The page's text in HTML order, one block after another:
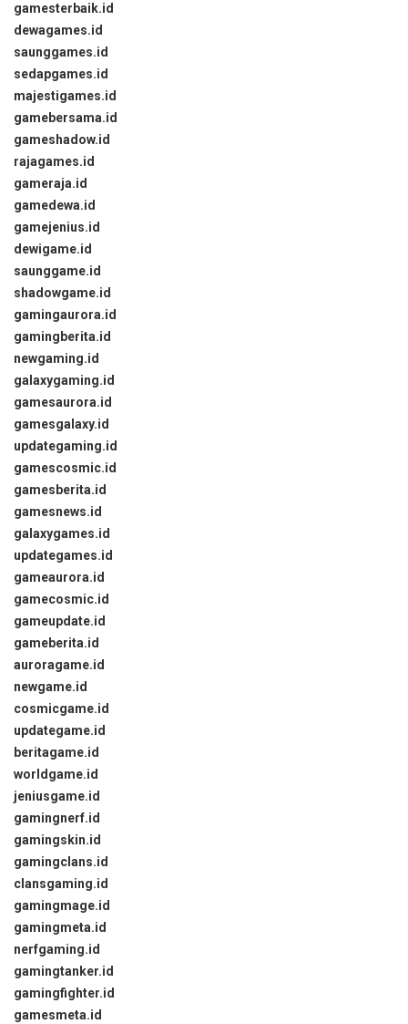
gamesterbaik.id
dewagames.id
saunggames.id
sedapgames.id
majestigames.id
gamebersama.id
gameshadow.id
rajagames.id
gameraja.id
gamedewa.id
gamejenius.id
dewigame.id
saunggame.id
shadowgame.id
gamingaurora.id
gamingberita.id
newgaming.id
galaxygaming.id
gamesaurora.id
gamesgalaxy.id
updategaming.id
gamescosmic.id
gamesberita.id
gamesnews.id
galaxygames.id
updategames.id
gameaurora.id
gamecosmic.id
gameupdate.id
gameberita.id
auroragame.id
newgame.id
cosmicgame.id
updategame.id
beritagame.id
worldgame.id
jeniusgame.id
gamingnerf.id
gamingskin.id
gamingclans.id
clansgaming.id
gamingmage.id
gamingmeta.id
nerfgaming.id
gamingtanker.id
gamingfighter.id
gamesmeta.id